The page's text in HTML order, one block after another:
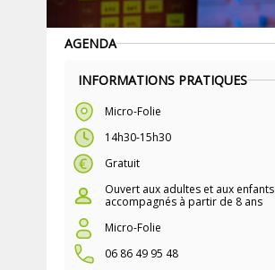
AGENDA
INFORMATIONS PRATIQUES
Micro-Folie
14h30-15h30
Gratuit
Ouvert aux adultes et aux enfants
accompagnés à partir de 8 ans
Micro-Folie
06 86 49 95 48